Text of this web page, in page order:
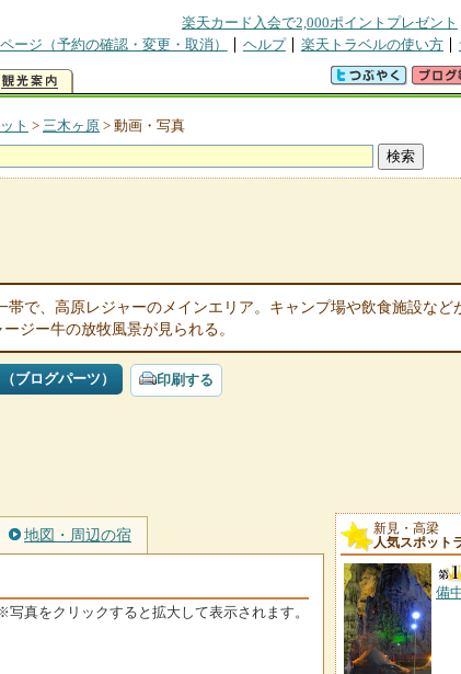
楽天カード入会で2,000ポイントプレゼント
ージ（予約の確認・変更・取消） ヘルプ 楽天トラベルの使い方
ト > 三木ヶ原 > 動画・写真
帯で、高原レジャーのメインエリア。キャンプ場や飲食施設など
ジー牛の放牧風景が見られる。
ブログパーツ） 印刷する
地図・周辺の宿
写真をクリックすると拡大して表示されます。
新見・高梁
人気スポット
備